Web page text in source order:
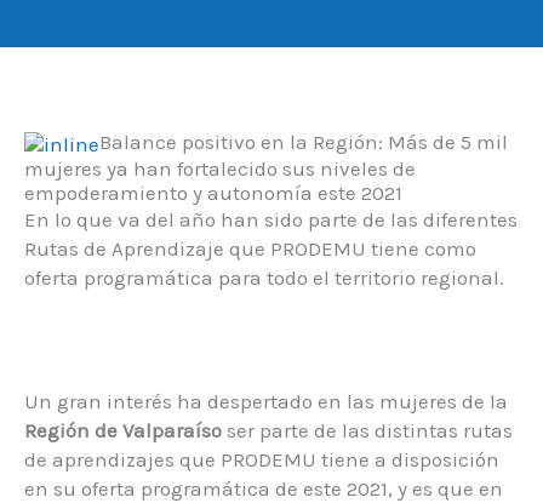
Balance positivo en la Región: Más de 5 mil
mujeres ya han fortalecido sus niveles de
empoderamiento y autonomía este 2021
En lo que va del año han sido parte de las diferentes
Rutas de Aprendizaje que PRODEMU tiene como
oferta programática para todo el territorio regional.
Un gran interés ha despertado en las mujeres de la
Región de Valparaíso ser parte de las distintas rutas
de aprendizajes que PRODEMU tiene a disposición
en su oferta programática de este 2021, y es que en